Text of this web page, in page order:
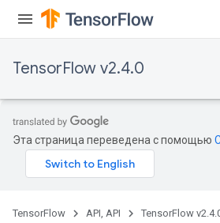
TensorFlow v2.4.0
Эта страница переведена с помощью
TensorFlow API, API TensorFlow